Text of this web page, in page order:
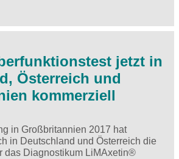
jetzt in
Österreich und
kommerziell
in Großbritannien 2017 hat
in Deutschland und Österreich die
das Diagnostikum LiMAxetin®